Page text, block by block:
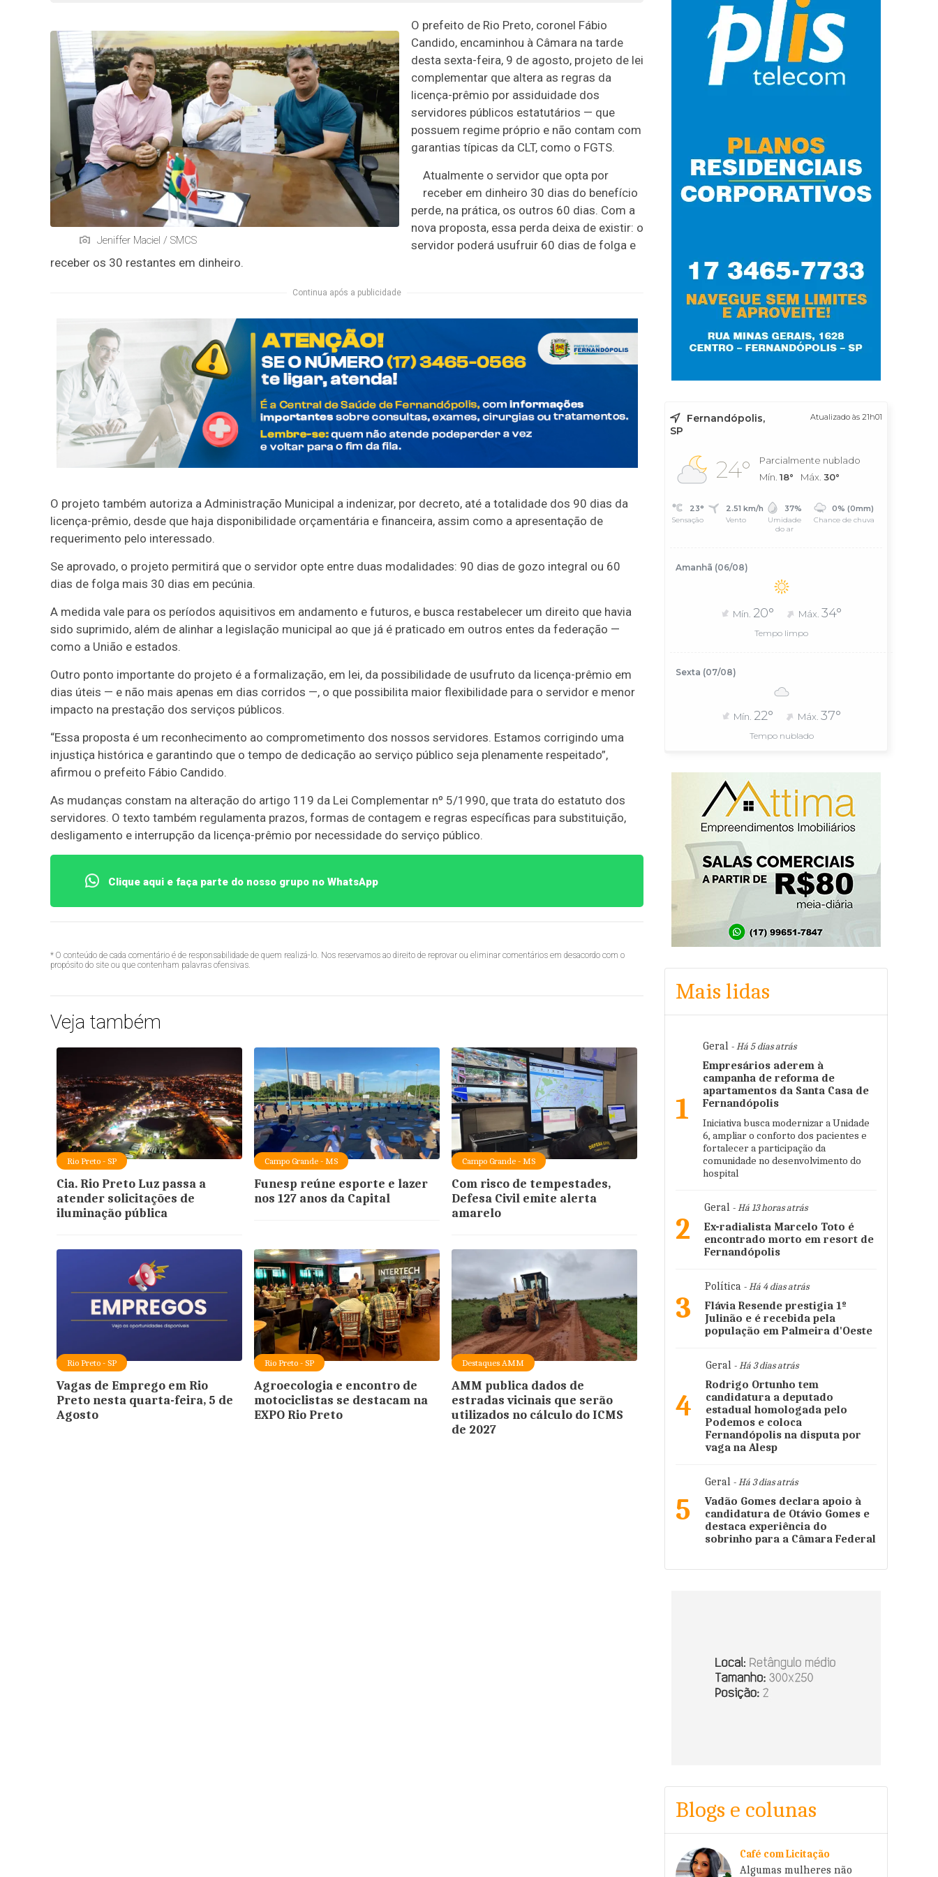
Jeniffer Maciel / SMCS
O prefeito de Rio Preto, coronel Fábio
Candido, encaminhou à Câmara na tarde
desta sexta-feira, 9 de agosto, projeto de lei
complementar que altera as regras da
licença-prêmio por assiduidade dos
servidores públicos estatutários — que
possuem regime próprio e não contam com
garantias típicas da CLT, como o FGTS.
Atualmente o servidor que opta por
receber em dinheiro 30 dias do benefício
perde, na prática, os outros 60 dias. Com a
nova proposta, essa perda deixa de existir: o
servidor poderá usufruir 60 dias de folga e
receber os 30 restantes em dinheiro.
Continua após a publicidade
O projeto também autoriza a Administração Municipal a indenizar, por decreto, até a totalidade dos 90 dias da
licença-prêmio, desde que haja disponibilidade orçamentária e financeira, assim como a apresentação de
requerimento pelo interessado.
Se aprovado, o projeto permitirá que o servidor opte entre duas modalidades: 90 dias de gozo integral ou 60
dias de folga mais 30 dias em pecúnia.
A medida vale para os períodos aquisitivos em andamento e futuros, e busca restabelecer um direito que havia
sido suprimido, além de alinhar a legislação municipal ao que já é praticado em outros entes da federação —
como a União e estados.
Outro ponto importante do projeto é a formalização, em lei, da possibilidade de usufruto da licença-prêmio em
dias úteis — e não mais apenas em dias corridos —, o que possibilita maior flexibilidade para o servidor e menor
impacto na prestação dos serviços públicos.
“Essa proposta é um reconhecimento ao comprometimento dos nossos servidores. Estamos corrigindo uma
injustiça histórica e garantindo que o tempo de dedicação ao serviço público seja plenamente respeitado”,
afirmou o prefeito Fábio Candido.
As mudanças constam na alteração do artigo 119 da Lei Complementar nº 5/1990, que trata do estatuto dos
servidores. O texto também regulamenta prazos, formas de contagem e regras específicas para substituição,
desligamento e interrupção da licença-prêmio por necessidade do serviço público.
Clique aqui e faça parte do nosso grupo no WhatsApp
* O conteúdo de cada comentário é de responsabilidade de quem realizá-lo. Nos reservamos ao direito de reprovar ou eliminar comentários em desacordo com o
propósito do site ou que contenham palavras ofensivas.
Veja também
Rio Preto - SP
Cia. Rio Preto Luz passa a
atender solicitações de
iluminação pública
Campo Grande - MS
Funesp reúne esporte e lazer
nos 127 anos da Capital
Campo Grande - MS
Com risco de tempestades,
Defesa Civil emite alerta
amarelo
Rio Preto - SP
Vagas de Emprego em Rio
Preto nesta quarta-feira, 5 de
Agosto
Rio Preto - SP
Agroecologia e encontro de
motociclistas se destacam na
EXPO Rio Preto
Destaques AMM
AMM publica dados de
estradas vicinais que serão
utilizados no cálculo do ICMS
de 2027
Fernandópolis,
SP
Atualizado às 21h01
24°
Parcialmente nublado
Mín. 18° Máx. 30°
23°
Sensação
2.51 km/h
Vento
37%
Umidade
do ar
0% (0mm)
Chance de chuva
Amanhã (06/08)
Mín. 20° Máx.34°
Tempo limpo
Sexta (07/08)
Mín. 22° Máx.37°
Tempo nublado
Mais lidas
1
Geral - Há 5 dias atrás
Empresários aderem à
campanha de reforma de
apartamentos da Santa Casa de
Fernandópolis
Iniciativa busca modernizar a Unidade
6, ampliar o conforto dos pacientes e
fortalecer a participação da
comunidade no desenvolvimento do
hospital
2
Geral - Há 13 horas atrás
Ex-radialista Marcelo Toto é
encontrado morto em resort de
Fernandópolis
3
Política - Há 4 dias atrás
Flávia Resende prestigia 1º
Julinão e é recebida pela
população em Palmeira d'Oeste
4
Geral - Há 3 dias atrás
Rodrigo Ortunho tem
candidatura a deputado
estadual homologada pelo
Podemos e coloca
Fernandópolis na disputa por
vaga na Alesp
5
Geral - Há 3 dias atrás
Vadão Gomes declara apoio à
candidatura de Otávio Gomes e
destaca experiência do
sobrinho para a Câmara Federal
Blogs e colunas
Café com Licitação
Algumas mulheres não